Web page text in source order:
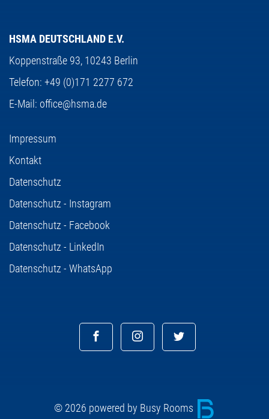
HSMA DEUTSCHLAND E.V.
Koppenstraße 93, 10243 Berlin
Telefon: +49 (0)171 2277 672
E-Mail: office@hsma.de
Impressum
Kontakt
Datenschutz
Datenschutz - Instagram
Datenschutz - Facebook
Datenschutz - LinkedIn
Datenschutz - WhatsApp
© 2026 powered by Busy Rooms